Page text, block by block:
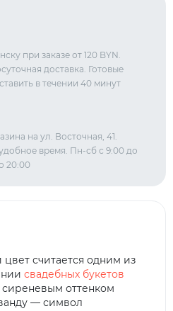
при заказе от 120 BYN.
доставка. Готовые
в течении 40 минут
на ул. Восточная, 41.
время. Пн-сб с 9:00 до
20:00
считается одним из
свадебных букетов
оттенком
— символ